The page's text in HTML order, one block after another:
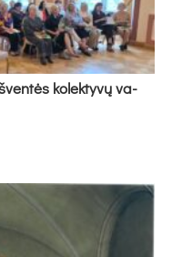
ko­lek­ty­vų va­